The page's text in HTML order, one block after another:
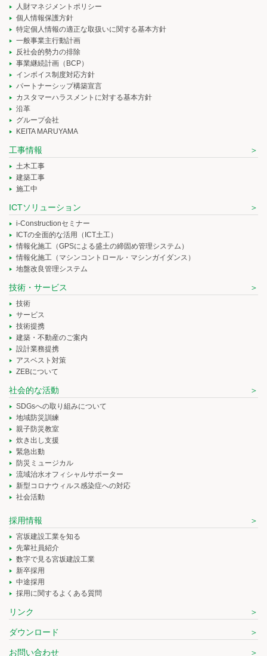
人財マネジメントポリシー
個人情報保護方針
特定個人情報の適正な取扱いに関する基本方針
一般事業主行動計画
反社会的勢力の排除
事業継続計画（BCP）
インボイス制度対応方針
パートナーシップ構築宣言
カスタマーハラスメントに対する基本方針
沿革
グループ会社
KEITA MARUYAMA
工事情報
土木工事
建築工事
施工中
ICTソリューション
i-Constructionセミナー
ICTの全面的な活用（ICT土工）
情報化施工（GPSによる盛土の締固め管理システム）
情報化施工（マシンコントロール・マシンガイダンス）
地盤改良管理システム
技術・サービス
技術
サービス
技術提携
建築・不動産のご案内
設計業務提携
アスベスト対策
ZEBについて
社会的な活動
SDGsへの取り組みについて
地域防災訓練
親子防災教室
炊き出し支援
緊急出動
防災ミュージカル
流域治水オフィシャルサポーター
新型コロナウィルス感染症への対応
社会活動
採用情報
宮坂建設工業を知る
先輩社員紹介
数字で見る宮坂建設工業
新卒採用
中途採用
採用に関するよくある質問
リンク
ダウンロード
お問い合わせ